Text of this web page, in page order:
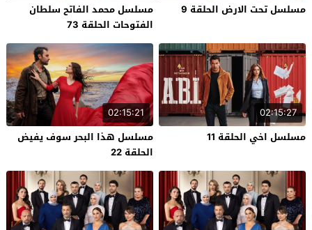
مسلسل تحت الارض الحلقة 9
مسلسل محمد الفاتح سلطان
الفتوحات الحلقة 73
02:15:27
مسلسل اخي الحلقة 11
02:15:21
مسلسل هذا البحر سوف يفيض
الحلقة 22